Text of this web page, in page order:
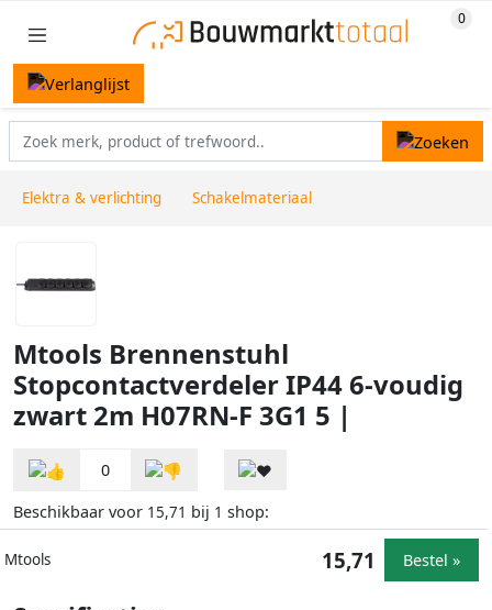
Elektra & verlichting Schakelmateriaal
Mtools Brennenstuhl
Stopcontactverdeler IP44 6-voudig
zwart 2m H07RN-F 3G1 5 |
0
Beschikbaar voor 15,71 bij 1 shop:
Mtools 15,71 Bestel »